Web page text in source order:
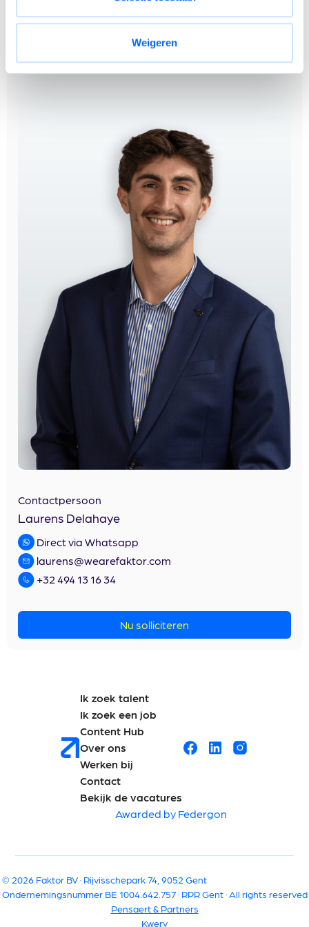
Weigeren
onderneming. Je krijgt volop de ruimte voor
persoonlijke ontwikkeling en reële
doorgroeimogelijkheden.
Contactpersoon
Laurens Delahaye
Direct via Whatsapp
laurens@wearefaktor.com
+32 494 13 16 34
Nu solliciteren
Ik zoek talent
Ik zoek een job
Content Hub
Over ons
Werken bij
Contact
Bekijk de vacatures
Awarded by Federgon
© 2026 Faktor BV · Rijvisschepark 74, 9052 Gent
Ondernemingsnummer BE 1004.642.757 · RPR Gent · All rights reserved
Pensaert & Partners
Kwery